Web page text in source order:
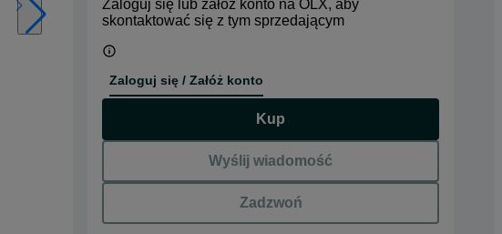
Zaloguj się lub załóż konto na OLX, aby
skontaktować się z tym sprzedającym
Zaloguj się / Załóż konto
Kup
Wyślij wiadomość
Zadzwoń